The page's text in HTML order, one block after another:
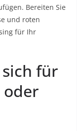
Bereiten Sie
und roten
für Ihr
für
oder